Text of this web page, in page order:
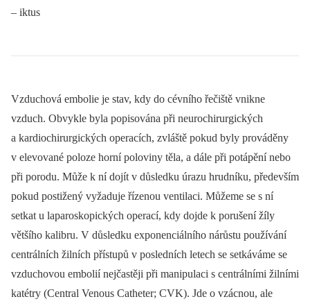
–⁠ iktus
Vzduchová embolie je stav, kdy do cévního řečiště vnikne
vzduch. Obvykle byla popisována při neurochirurgických
a kardiochirurgických operacích, zvláště pokud byly prováděny
v elevované poloze horní poloviny těla, a dále při potápění nebo
při porodu. Může k ní dojít v důsledku úrazu hrudníku, především
pokud postižený vyžaduje řízenou ventilaci. Můžeme se s ní
setkat u laparoskopických operací, kdy dojde k porušení žíly
většího kalibru. V důsledku exponenciálního nárůstu používání
centrálních žilních přístupů v posledních letech se setkáváme se
vzduchovou embolií nejčastěji při manipulaci s centrálními žilními
katétry (Central Venous Catheter; CVK). Jde o vzácnou, ale